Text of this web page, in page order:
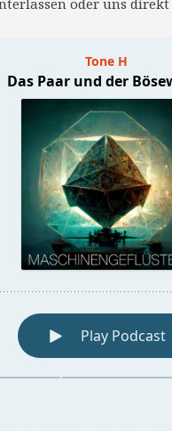
oder uns direkt